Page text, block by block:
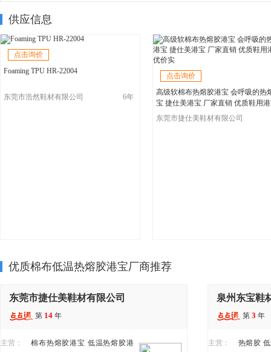
供应信息
点击询价
Foaming TPU HR-22004
东莞市浩然鞋材有限公司 6年
点击询价
高级软棉布热熔胶港宝 会呼吸的热
宝 捷仕美港宝 厂家直销 优质鞋用
优价实
东莞市捷仕美鞋材有限公司
优质棉布低温热熔胶港宝厂商推荐
东莞市捷仕美鞋材有限公司
第 14 年
主营： 棉布热熔胶港宝 低温热熔胶港
泉州东宝鞋
第 3 年
主营： 热熔胶